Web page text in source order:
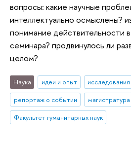
вопросы: какие научные
интеллектуально осмыслены?
понимание действительности
семинара? продвинулось ли
целом?
Наука идеи и опыт
репортаж о событии
магистратура
Факультет гуманитарных наук